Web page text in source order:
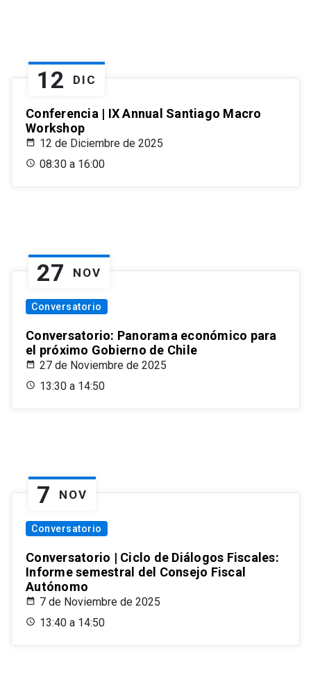
12 DIC
Conferencia | IX Annual Santiago Macro
Workshop
12 de Diciembre de 2025
08:30 a 16:00
27 NOV
Conversatorio
Conversatorio: Panorama económico para
el próximo Gobierno de Chile
27 de Noviembre de 2025
13:30 a 14:50
7 NOV
Conversatorio
Conversatorio | Ciclo de Diálogos Fiscales:
Informe semestral del Consejo Fiscal
Autónomo
7 de Noviembre de 2025
13:40 a 14:50